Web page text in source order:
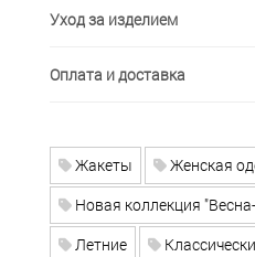
Уход за изделием
Оплата и доставка
Жакеты
Женская
Новая коллекция
Летние